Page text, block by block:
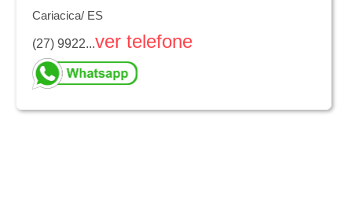
Cariacica/ ES
(27) 9922...ver telefone